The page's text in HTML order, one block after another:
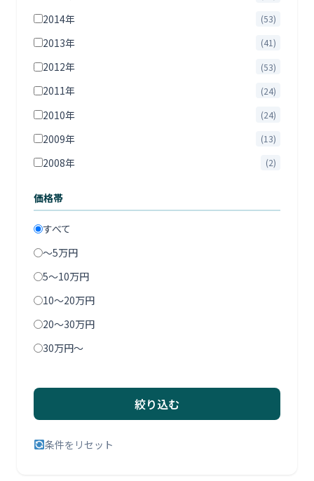
2014年 (53)
2013年 (41)
2012年 (53)
2011年 (24)
2010年 (24)
2009年 (13)
2008年 (2)
価格帯
すべて
〜5万円
5〜10万円
10〜20万円
20〜30万円
30万円〜
絞り込む
条件をリセット